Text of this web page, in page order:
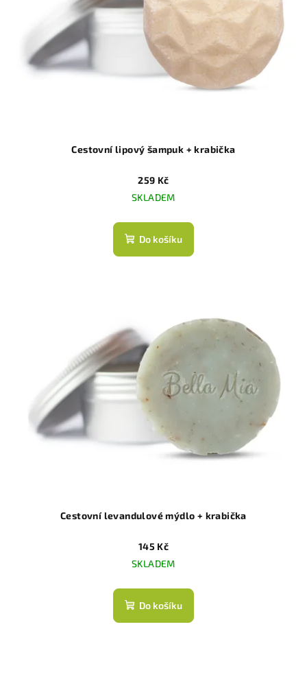
Cestovní lipový šampuk + krabička
259 Kč
SKLADEM
Do košíku
Cestovní levandulové mýdlo + krabička
145 Kč
SKLADEM
Do košíku